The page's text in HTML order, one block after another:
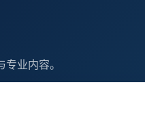
业内容。